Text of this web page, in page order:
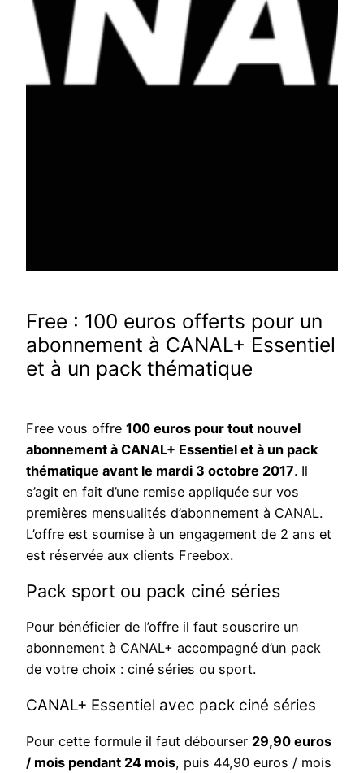
Free : 100 euros offerts pour un
abonnement à CANAL+ Essentiel
et à un pack thématique
Free vous offre 100 euros pour tout nouvel
abonnement à CANAL+ Essentiel et à un pack
thématique avant le mardi 3 octobre 2017. Il
s’agit en fait d’une remise appliquée sur vos
premières mensualités d’abonnement à CANAL.
L’offre est soumise à un engagement de 2 ans et
est réservée aux clients Freebox.
Pack sport ou pack ciné séries
Pour bénéficier de l’offre il faut souscrire un
abonnement à CANAL+ accompagné d’un pack
de votre choix : ciné séries ou sport.
CANAL+ Essentiel avec pack ciné séries
Pour cette formule il faut débourser 29,90 euros
/ mois pendant 24 mois, puis 44,90 euros / mois